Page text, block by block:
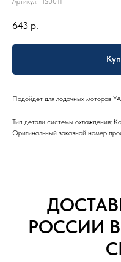
643 р.
Подойдет для лодочных моторов
Тип детали системы охлаждения:
Оригинальный заказной номер
РОССИИ